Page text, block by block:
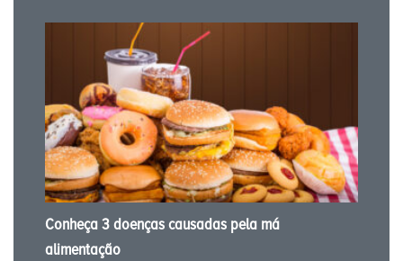
Conheça 3 doenças causadas pela má
alimentação